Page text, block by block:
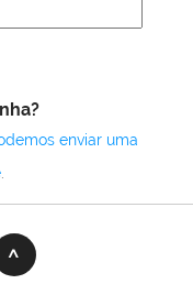
enviar uma
.